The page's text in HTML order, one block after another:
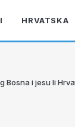
HRVATSKA
i jesu li